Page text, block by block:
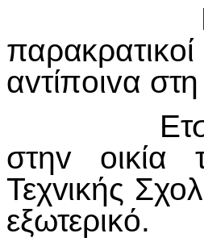
παρακρατικo
αvτίπoιvα
Ετσι
στηv oικία
Τεχvικής Σχo
εξωτερικό.